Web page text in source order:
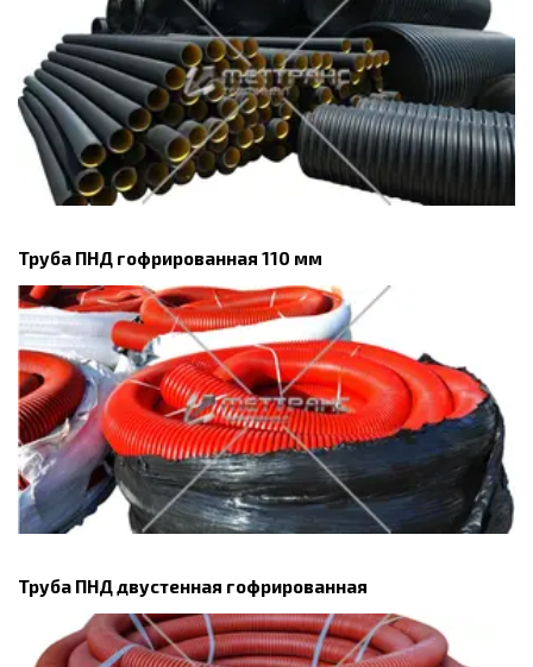
Труба ПНД гофрированная 110 мм
Труба ПНД двустенная гофрированная